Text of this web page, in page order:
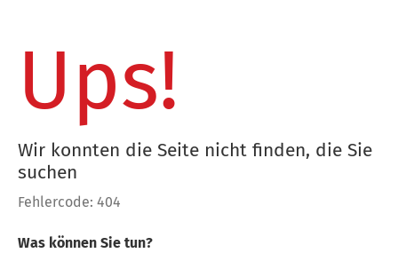
Ups!
Wir konnten die Seite nicht finden, die Sie
suchen
Fehlercode: 404
Was können Sie tun?